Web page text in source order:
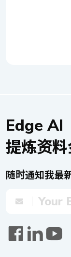
140 是一款精
的 Intel
装和管理。透
据，DNA 140
和存取点等装
从而提高了制
在网络安全方
括 Intel® AES
定向 I/O 虚拟
Intel Atom®
QuickAssist
效能与效率。
网络能力的
新汉科技隆重
nexCPE™ 系
一系统，打造
1163，专为中
卓越效能。
理器（代号：
QuickAssist
各项虚拟网络
提供最后一哩
益于增加的带
署，FWA 已
为实现全国宽
的主要舞台仍
「最后一哩」
标准的正式底
围内的 eMBB
加入了 5G 网
5G FWA 技术
网络。无论是
Edge AI
提炼资
随时通知我最